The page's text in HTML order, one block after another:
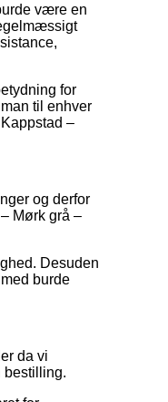
være en
for
til enhver
–
og derfor
Mørk grå –
Desuden
burde
da vi
bestilling.